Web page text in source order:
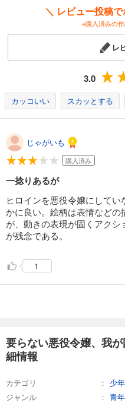
あらすじを表示する
円 (税込)
あらすじを表示する
110円 (税込)
あらすじを表示する
＼ レビュー投稿
※購入済みの
レ
3.0
カッコいい スカッとする
じゃがいも
購入済み
一捻りあるが
ヒロインを悪役令嬢にして
かに良い。絵柄は表情など
が、動きの表現が固くアク
が残念である。
1
要らない悪役令嬢、我
細情報
カテゴリ
少
ジャンル
青